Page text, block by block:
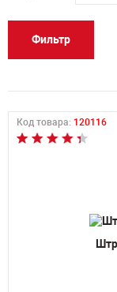
Фильтр
Код товара: 120116